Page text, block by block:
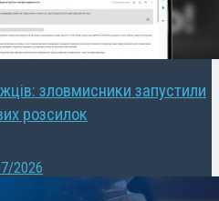
зловмисники запустили
розсилок
2026